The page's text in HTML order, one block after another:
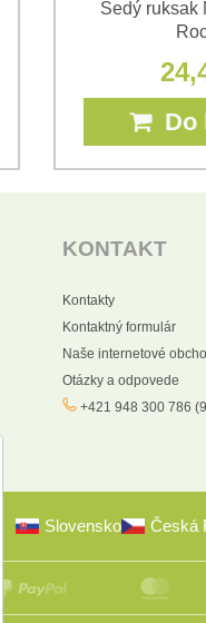
Šedý ruksak
Do
KONTAKT
Kontakty
Kontaktný formulár
Naše internetové
Otázky a odpovede
+421 948 300 786
Slovensko Česká